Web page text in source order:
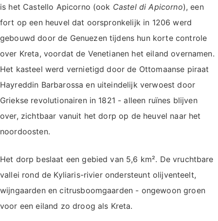
is het Castello Apicorno (ook Castel di Apicorno), een
fort op een heuvel dat oorspronkelijk in 1206 werd
gebouwd door de Genuezen tijdens hun korte controle
over Kreta, voordat de Venetianen het eiland overnamen.
Het kasteel werd vernietigd door de Ottomaanse piraat
Hayreddin Barbarossa en uiteindelijk verwoest door
Griekse revolutionairen in 1821 - alleen ruïnes blijven
over, zichtbaar vanuit het dorp op de heuvel naar het
noordoosten.
Het dorp beslaat een gebied van 5,6 km². De vruchtbare
vallei rond de Kyliaris-rivier ondersteunt olijventeelt,
wijngaarden en citrusboomgaarden - ongewoon groen
voor een eiland zo droog als Kreta.